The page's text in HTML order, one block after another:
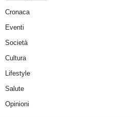
Cronaca
Eventi
Società
Cultura
Lifestyle
Salute
Opinioni